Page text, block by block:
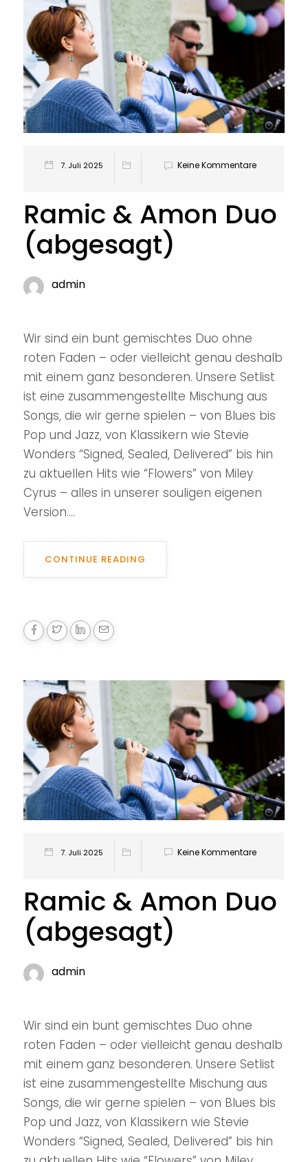
7. Juli 2025 Keine Kommentare
Ramic & Amon Duo
(abgesagt)
admin
Wir sind ein bunt gemischtes Duo ohne
roten Faden – oder vielleicht genau deshalb
mit einem ganz besonderen. Unsere Setlist
ist eine zusammengestellte Mischung aus
Songs, die wir gerne spielen – von Blues bis
Pop und Jazz, von Klassikern wie Stevie
Wonders “Signed, Sealed, Delivered” bis hin
zu aktuellen Hits wie “Flowers” von Miley
Cyrus – alles in unserer souligen eigenen
Version....
CONTINUE READING
7. Juli 2025 Keine Kommentare
Ramic & Amon Duo
(abgesagt)
admin
Wir sind ein bunt gemischtes Duo ohne
roten Faden – oder vielleicht genau deshalb
mit einem ganz besonderen. Unsere Setlist
ist eine zusammengestellte Mischung aus
Songs, die wir gerne spielen – von Blues bis
Pop und Jazz, von Klassikern wie Stevie
Wonders “Signed, Sealed, Delivered” bis hin